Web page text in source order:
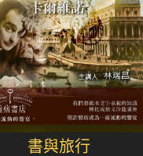
書與旅行